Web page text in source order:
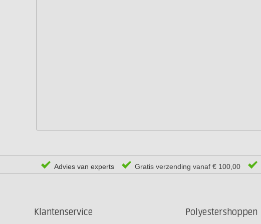
Advies van experts Gratis verzending vanaf € 100,00
Klantenservice Polyestershoppen